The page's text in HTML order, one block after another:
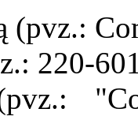
(pvz.:
220-